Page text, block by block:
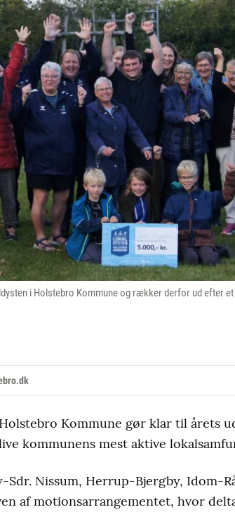
i Holstebro Kommune og rækker derfor ud efter
Kommune gør klar til årets
kommunens mest aktive
Sdr. Nissum, Herrup-Bjergby, Idom-
af motionsarrangementet, hvor